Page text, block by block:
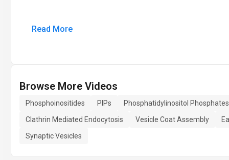
Read More
Browse More Videos
Phosphoinositides PIPs
Phosphatidylinositol Phosphates
Clathrin Mediated Endocytosis
Vesicle Coat Assembly
Synaptic Vesicles